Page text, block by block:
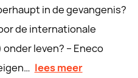
in de gevangenis?
de internationale
leven? – Eneco
lees meer